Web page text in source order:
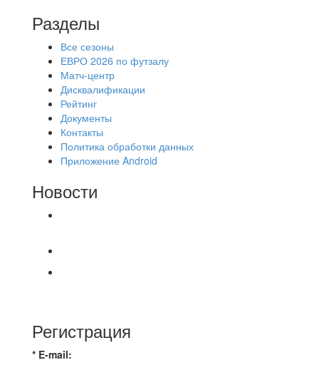
Разделы
Все сезоны
ЕВРО 2026 по футзалу
Матч-центр
Дисквалификации
Рейтинг
Документы
Контакты
Политика обработки данных
Приложение Android
Новости
Регистрация
* E-mail: